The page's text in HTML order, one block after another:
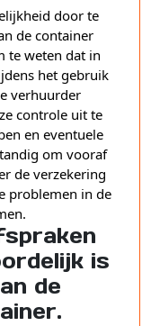
door te
de container
te weten dat in
het gebruik
verhuurder
controle uit te
en eventuele
om vooraf
de verzekering
problemen in de
is
de